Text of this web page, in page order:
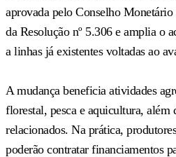
aprovada pelo Conselho
da Resolução nº 5.306 e amplia o
a linhas já existentes voltadas ao
A mudança beneficia atividades
florestal, pesca e aquicultura, além
relacionados. Na prática,
poderão contratar financiamentos